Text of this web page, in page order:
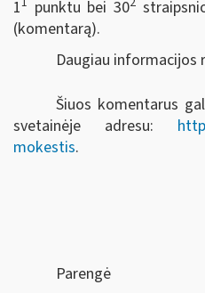
1
punktu bei 30
(komentarą).
Daugiau informacijos
Šiuos komentarus
svetainėje adresu:
mokestis.
Parengė